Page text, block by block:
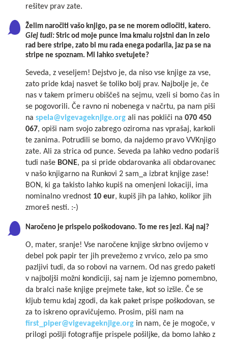
rešitev prav zate.
Želim naročiti vašo knjigo, pa se ne morem odločiti, katero.
Glej tudi: Stric od moje punce ima kmalu rojstni dan in zelo
rad bere stripe, zato bi mu rada enega podarila, jaz pa se na
stripe ne spoznam. Mi lahko svetujete?
Seveda, z veseljem! Dejstvo je, da niso vse knjige za vse,
zato pride kdaj nasvet še toliko bolj prav. Najbolje je, če
nas v takem primeru obiščeš na sejmu, vzeli si bomo čas in
se pogovorili. Če ravno ni nobenega v načrtu, pa nam piši
na spela@vigevageknjige.org ali nas pokliči na 070 450
067, opiši nam svojo zabrego oziroma nas vprašaj, karkoli
te zanima. Potrudili se bomo, da najdemo pravo VVKnjigo
zate. Ali za strica od punce. Seveda pa lahko vedno podariš
tudi naše BONE, pa si pride obdarovanka ali obdarovanec
v našo knjigarno na Runkovi 2 sam_a izbrat knjige zase!
BON, ki ga takisto lahko kupiš na omenjeni lokaciji, ima
nominalno vrednost 10 eur, kupiš jih pa lahko, kolikor jih
zmoreš nesti. :-)
Naročeno je prispelo poškodovano. To me res jezi. Kaj naj?
O, mater, sranje! Vse naročene knjige skrbno ovijemo v
debel pok papir ter jih prevežemo z vrvico, zelo pa smo
pazljivi tudi, da so robovi na varnem. Od nas gredo paketi
v najboljši možni kondiciji, saj nam je izjemno pomembno,
da bralci naše knjige prejmete take, kot so izšle. Če se
kljub temu kdaj zgodi, da kak paket prispe poškodovan, se
za to iskreno opravičujemo. Prosim, piši nam na
first_piper@vigevageknjige.org in nam, če je mogoče, v
prilogi pošlji fotografije prispele pošiljke, da bomo lahko z